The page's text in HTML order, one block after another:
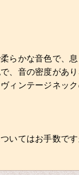
らかな音色で
、音の密度があ
ィンテージネッ
いてはお手数です